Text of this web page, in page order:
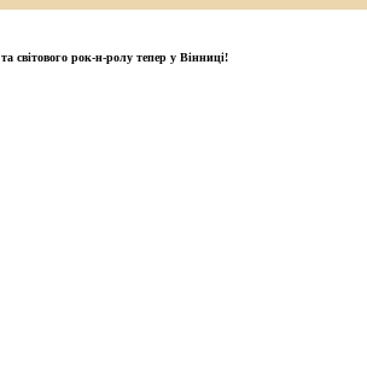
світового рок-н-ролу тепер у Вінниці!